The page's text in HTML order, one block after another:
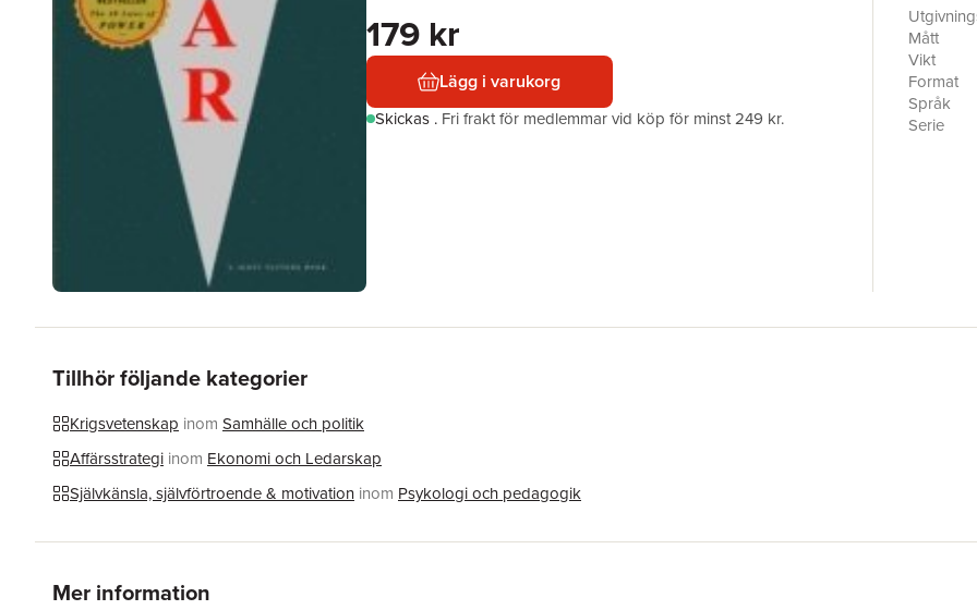
179 kr
Lägg i varukorg
Skickas . Fri frakt för medlemmar vid köp för minst 249 kr.
each of
wars.
and
allow
Mått
Vikt
Format
Språk
Serie
Tillhör följande kategorier
Krigsvetenskap inom Samhälle och politik
Affärsstrategi inom Ekonomi och Ledarskap
Självkänsla, självförtroende & motivation inom Psykologi och pedagogik
Mer information